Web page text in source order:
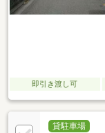
即引き渡し可
貸駐車場